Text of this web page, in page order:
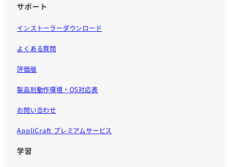
サポート
インストーラーダウンロード
よくある質問
評価版
製品別動作環境・OS対応表
お問い合わせ
AppliCraft プレミアムサービス
学習